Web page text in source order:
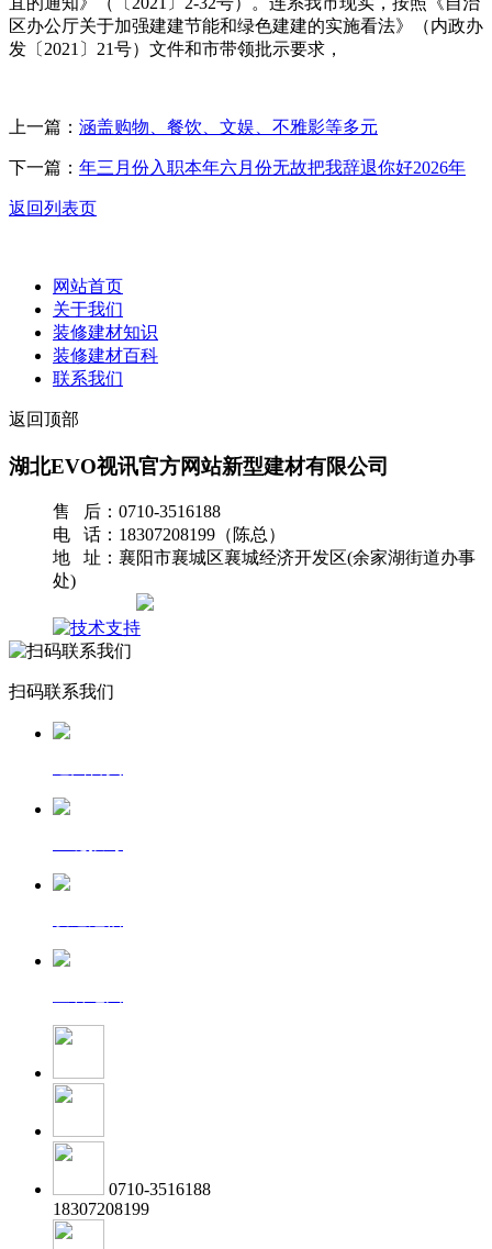
区办公厅关于加强建建节能和绿色建建的实施看法》（内政办
发〔2021〕21号）文件和市带领批示要求，
上一篇： 涵盖购物、餐饮、文娱、不雅影等多元
下一篇： 年三月份入职本年六月份无故把我辞退你好2026年
返回列表页
网站首页
关于我们
装修建材知识
装修建材百科
联系我们
返回顶部
湖北EVO视讯官方网站新型建材有限公司
售 后：0710-3516188
电 话：18307208199（陈总）
地 址：襄阳市襄城区襄城经济开发区(余家湖街道办事
处)
扫码联系我们
0710-3516188
18307208199